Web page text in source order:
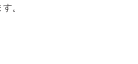
。